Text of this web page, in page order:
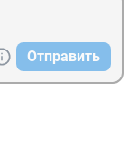
Отправить